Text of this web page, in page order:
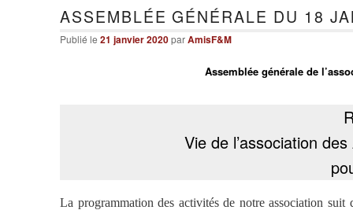
ASSEMBLÉE GÉNÉRALE DU 18
Publié le 21 janvier 2020parAmisF&M
Assemblée générale de
Vie de l’association
La programmation des activités de notre association